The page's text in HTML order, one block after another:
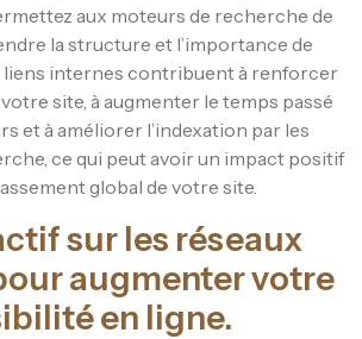
aux moteurs de recherche de
la structure et l’importance de
liens internes contribuent à renforcer
site, à augmenter le temps passé
et à améliorer l’indexation par les
ce qui peut avoir un impact positif
global de votre site.
sur les réseaux
augmenter votre
en ligne.